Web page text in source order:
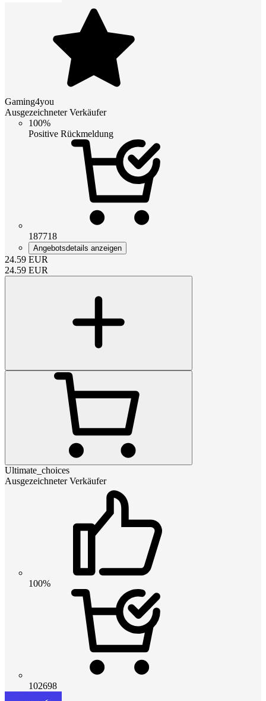
Gaming4you
Ausgezeichneter Verkäufer
100%
Positive Rückmeldung
187718
Angebotsdetails anzeigen
24.59 EUR
24.59 EUR
Ultimate_choices
Ausgezeichneter Verkäufer
100%
102698